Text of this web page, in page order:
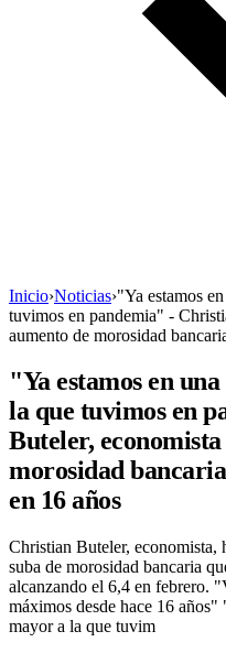
Inicio›Noticias›"Ya estamos
tuvimos en pandemia" -
aumento de morosidad
"Ya estamos en
la que tuvimos en
Buteler,
morosidad
en 16 años
Christian Buteler, economista,
suba de morosidad bancaria
alcanzando el 6,4 en febrero.
máximos desde hace 16 años"
mayor a la que tuvim